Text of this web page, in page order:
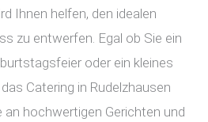
Ihnen helfen, den idealen
zu entwerfen. Egal ob Sie ein
oder ein kleines
Catering in Rudelzhausen
hochwertigen Gerichten und